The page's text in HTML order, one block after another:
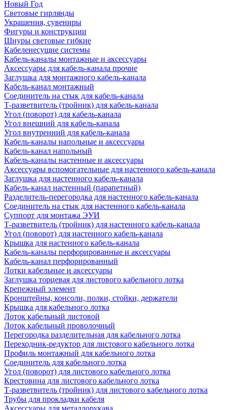
Новый Год
Световые гирлянды
Украшения, сувениры
Фигуры и конструкции
Шнуры световые гибкие
Кабеленесущие системы
Кабель-каналы монтажные и аксессуары
Аксессуары для кабель-канала прочие
Заглушка для монтажного кабель-канала
Кабель-канал монтажный
Соединитель на стык для кабель-канала
Т-разветвитель (тройник) для кабель-канала
Угол (поворот) для кабель-канала
Угол внешний для кабель-канала
Угол внутренний для кабель-канала
Кабель-каналы напольные и аксессуары
Кабель-канал напольный
Кабель-каналы настенные и аксессуары
Аксессуары вспомогательные для настенного кабель-канала
Заглушка для настенного кабель-канала
Кабель-канал настенный (парапетный)
Разделитель-перегородка для настенного кабель-канала
Соединитель на стык для настенного кабель-канала
Суппорт для монтажа ЭУИ
Т-разветвитель (тройник) для настенного кабель-канала
Угол (поворот) для настенного кабель-канала
Крышка для настенного кабель-канала
Кабель-каналы перфорированные и аксессуары
Кабель-канал перфорированный
Лотки кабельные и аксессуары
Заглушка торцевая для листового кабельного лотка
Крепежный элемент
Кронштейны, консоли, полки, стойки, держатели
Крышка для кабельного лотка
Лоток кабельный листовой
Лоток кабельный проволочный
Перегородка разделительная для кабельного лотка
Переходник-редуктор для листового кабельного лотка
Профиль монтажный для кабельного лотка
Соединитель для кабельного лотка
Угол (поворот) для листового кабельного лотка
Крестовина для листового кабельного лотка
Т-разветвитель (тройник) для листового кабельного лотка
Трубы для прокладки кабеля
Аксессуары для металлорукава